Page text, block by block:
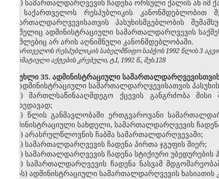
5) სამართალდარღვევის ჩადენა ორსული ქალის ან იმ
საქართველოს რესპუბლიკის კანონმდებლობით
სამართალდარღვევისათვის პასუხისმგებლობის
რომელიც ადმინისტრაციული სამართალდარღვევის
რომლებიც არ არის აღნიშნული კანონმდებლობაში.
საქართველოს რესპუბლიკის სახელმწიფო საბჭოს 1992 წლის 3
ნორმატიული აქტების კრებული, ტ.I, 1992 წ., მუხ.128
მუხლი 35. ადმინისტრაციული
ადმინისტრაციული სამართალდარღვევისათვის
1) მართლსაწინააღმდეგო ქცევის განგრძობა
მიუხედავად;
2) წლის განმავლობაში ერთგვაროვანი
ადმინისტრაციული სახდელი, სამართალდარღვევის
3) არასრულწლოვნის ჩაბმა სამართალდარღვევაში;
4) სამართალდარღვევის ჩადენა პირთა ჯგუფის მიერ;
5) სამართალდარღვევის ჩადენა სტიქიური
6) სამართალდარღვევის ჩადენა ნასვამ
პირს) ადმინისტრაციული სამართალდარღვევის